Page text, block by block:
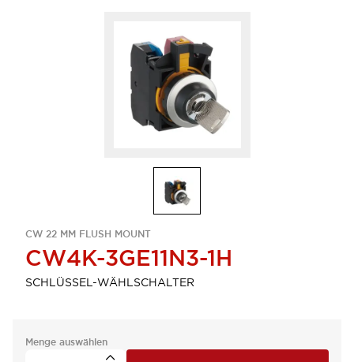
CW 22 MM FLUSH MOUNT
CW4K-3GE11N3-1H
SCHLÜSSEL-WÄHLSCHALTER
Menge auswählen